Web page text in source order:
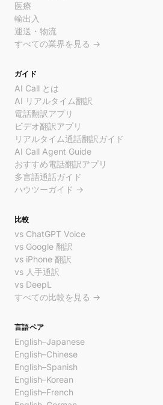
医療
輸出入
運送・物流
すべての業界を見る →
ガイド
AI Call とは
AI リアルタイム翻訳
電話翻訳アプリ
ビデオ翻訳アプリ
リアルタイム通話翻訳ガイド
AI Call Agent Guide
おすすめ電話翻訳アプリ
多言語通話ガイド
ハウツーガイド →
比較
vs ChatGPT Voice
vs Google 翻訳
vs iPhone 翻訳
vs 人手通訳
vs DeepL
すべての比較を見る →
言語ペア
English–Japanese
English–Chinese
English–Spanish
English–Korean
English–French